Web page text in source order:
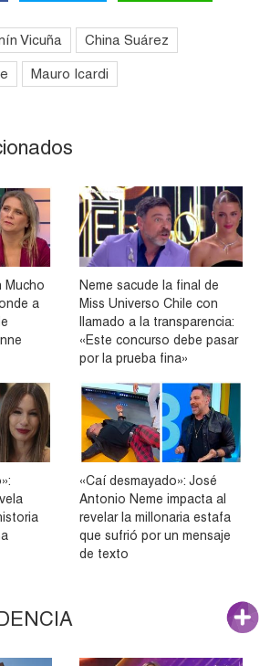
Vicuña China Suárez
Mauro Icardi
Mucho
a
Neme sacude la final de
Miss Universo Chile con
llamado a la transparencia:
«Este concurso debe pasar
por la prueba fina»
«Caí desmayado»: José
Antonio Neme impacta al
revelar la millonaria estafa
que sufrió por un mensaje
de texto